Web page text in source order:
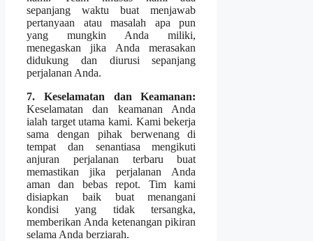
sepanjang waktu buat menjawab
pertanyaan atau masalah apa pun
yang mungkin Anda miliki,
menegaskan jika Anda merasakan
didukung dan diurusi sepanjang
perjalanan Anda.
7. Keselamatan dan Keamanan:
Keselamatan dan keamanan Anda
ialah target utama kami. Kami bekerja
sama dengan pihak berwenang di
tempat dan senantiasa mengikuti
anjuran perjalanan terbaru buat
memastikan jika perjalanan Anda
aman dan bebas repot. Tim kami
disiapkan baik buat menangani
kondisi yang tidak tersangka,
memberikan Anda ketenangan pikiran
selama Anda berziarah.